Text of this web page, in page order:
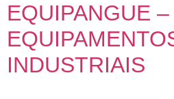
EQUIPANGUE –
INDUSTRIAIS